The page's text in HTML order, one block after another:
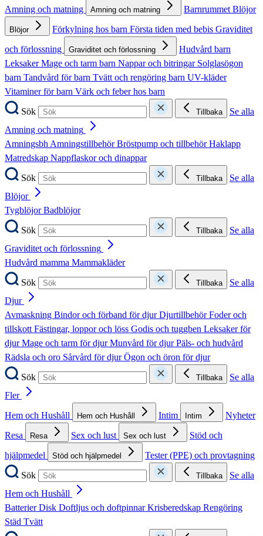
Amning och matning
Amning och matning BarnrummetBlöjor
Blöjor Förkylning hos barn Första tiden med bebis Graviditet
och förlossning
Graviditet och förlossning
Hudvård barn
LeksakerMage och tarm barn Nappar och bitringar Solglasögon
barn Tandvård för barn Tvätt och rengöring barn UV-kläder
Vitaminer för barn Värk och feber hos barn
Sök
Tillbaka
Se alla
Amning och matning
AmningsbhAmningstillbehörBröstpump och tillbehörHaklapp
Matredskap Nappflaskor och dinappar
Sök
Tillbaka
Se alla
Blöjor
TygblöjorBadblöjor
Sök
Tillbaka
Se alla
Graviditet och förlossning
Hudvård mamma Mammakläder
Sök
Tillbaka
Se alla
Djur
Avmaskning Bindor och förband för djurDjurtillbehörFoder och
tillskottFästingar, loppor och löss Godis och tuggben Leksaker för
djurMage och tarm för djurMunvård för djurPäls- och hudvård
Rädsla och oro Sårvård för djurÖgon och öron för djur
Sök
Tillbaka
Se alla
Fler
Hem och Hushåll
Hem och Hushåll Intim Intim
Nyheter
Resa
Resa Sex och lust Sex och lust
Stöd och
hjälpmedel
Stöd och hjälpmedel
Tester (PPE) och provtagning
Sök
Tillbaka
Se alla
Hem och Hushåll
BatterierDisk Doftljus och doftpinnarKrisberedskap Rengöring
Städ Tvätt